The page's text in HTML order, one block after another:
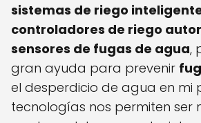
sistemas de riego
controladores de riego
sensores de fugas de agua,
gran ayuda para prevenir
el desperdicio de agua en mi
tecnologías nos permiten ser